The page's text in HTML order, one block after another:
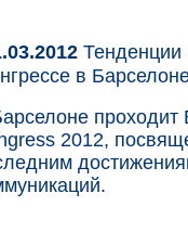
Тенденции
в
проходит
2012,